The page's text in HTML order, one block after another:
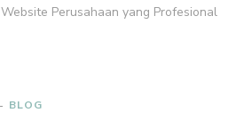
Perusahaan yang Profesional
BLOG